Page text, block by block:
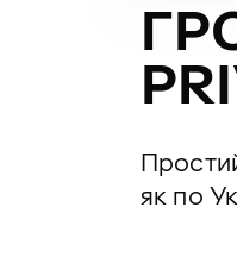
як по